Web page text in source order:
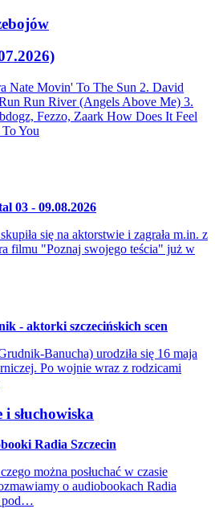
Nate Movin' To The Sun 2. David
Run River (Angels Above Me) 3.
Fezzo, Zaark How Does It Feel
You
03 - 09.08.2026
się na aktorstwie i zagrała m.in. z
filmu "Poznaj swojego teścia" już w
- aktorki szczecińskich scen
Banucha) urodziła się 16 maja
Po wojnie wraz z rodzicami
słuchowiska
Radia Szczecin
można posłuchać w czasie
o audiobookach Radia
pod…